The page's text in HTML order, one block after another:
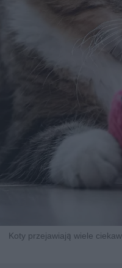
Koty przejawiają wiele